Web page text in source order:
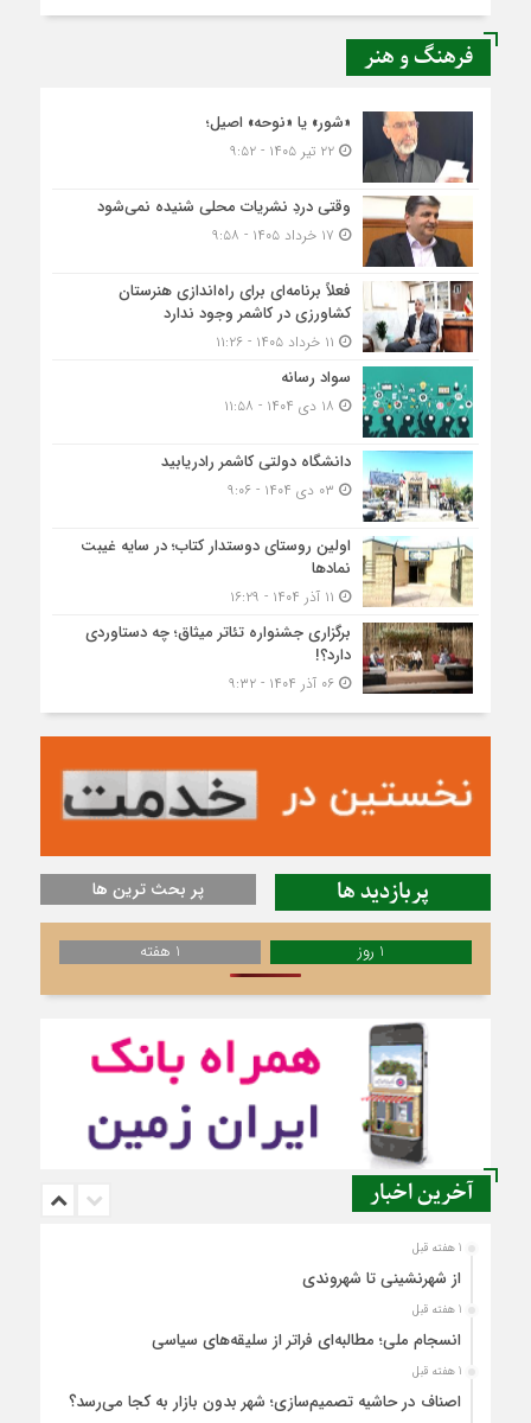
فرهنگ و هنر
«شور» یا «نوحه» اصیل؛
۲۲ تیر ۱۴۰۵ - ۹:۵۲
وقتی دردِ نشریات محلی شنیده نمی‌شود
فعلاً برنامه‌ای برای راه‌اندازی هنرستان
کشاورزی در کاشمر وجود ندارد
سواد رسانه
دانشگاه دولتی کاشمر‌ رادریابید
اولین روستای دوستدار کتاب؛ در سایه غیبت
نمادها
برگزاری جشنواره تئاتر میثاق؛ چه دستاوردی
دارد؟!
۰۶ آذر ۱۴۰۴ - ۹:۳۲
پربازدید ها پر بحث ترین ها
1 روز 1 هفته
آخرین اخبار
1 هفته قبل
از شهرنشینی تا شهروندی
1 هفته قبل
انسجام ملی؛ مطالبه‌ای فراتر از سلیقه‌های سیاسی
1 هفته قبل
اصناف در حاشیه تصمیم‌سازی؛ شهر بدون بازار به کجا می‌رسد؟